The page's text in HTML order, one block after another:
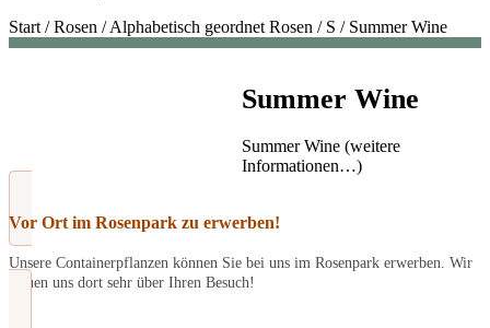
Start /Rosen /Alphabetisch geordnet Rosen / S / Summer Wine
Summer Wine
Summer Wine (weitere
Informationen…)
Vor Ort im Rosenpark zu erwerben!
Unsere Containerpflanzen können Sie bei uns im Rosenpark erwerben. Wir
freuen uns dort sehr über Ihren Besuch!